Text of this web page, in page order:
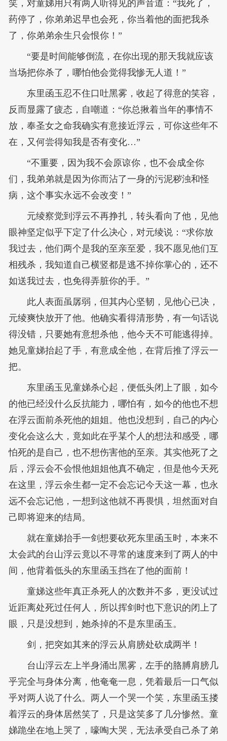
笑，对童娣用只有两人听得见的声音道：“我死了，
药停了，你弟弟迟早也会死，你当着他的面把我杀
了，你弟弟余生只会恨你！”
“要是时间能够倒流，在你出现的那天我就应该
当场把你杀了，哪怕他会觉得我惨无人道！”
东里函玉忍不住口吐黑雾，收起了得意的笑容，
反而显露了疲态，自嘲道：“你总揪着当年的事情不
放，奉圣女之命我确实有意接近浮云，可你这些年不
在，又何尝得知我是否有变化…”
“不重要，因为我不会原谅你，也不会成全你
们，我弟弟就是因为你而沾了一身的污泥秽浊和怪
病，这个事实永远不会改变！”
元绫察觉到浮云不再挣扎，转头看向了他，见他
眼神坚定似乎下定了什么决心，对元绫说：“求你放
我过去，他们两个是我的至亲至爱，我不愿见他们互
相残杀，我知道自己横竖都是逃不掉你掌心的，还不
如送我过去，也免得弄脏你的手。”
此人表面虽孱弱，但其内心坚韧，见他心已决，
元绫爽快放开了他。他确实看得清形势，有一句话说
得没错，只要她有意想杀他，他今天不可能逃得掉。
她见童娣抬起了手，有意成全他，在背后推了浮云一
把。
东里函玉见童娣杀心起，便低头闭上了眼，如今
的他已经没什么反抗能力，哪怕有，如今的他也不想
在浮云面前杀死他的姐姐。他也没想到，自己的内心
变化会这么大，竟如此在乎某个人的想法和感受，哪
怕死的是自己，也不想伤害他的至亲。其实他死了之
后，浮云会不会恨他姐姐他真不确定，但是他今天死
在这里，浮云余生都一定不会忘记今天这一幕，也永
远不会忘记他，一想到这他就不再畏惧，坦然面对自
己即将迎来的结局。
就在童娣抬手一剑想要砍死东里函玉时，本来不
太会武的台山浮云竟以不寻常的速度来到了两人的中
间，他背着低头的东里函玉挡在了他的面前！
童娣这些年真正杀死人的次数并不多，更没试过
近距离处死过任何人，所以挥剑时也下意识的闭上了
眼，只是没想到，她杀掉的不是东里函玉。
剑，把突如其来的浮云从肩膀处砍成两半！
台山浮云左上半身涌出黑雾，左手的胳膊肩膀几
乎完全与身体分离，他奄奄一息，凭着最后一口气似
乎对两人说了什么。两人一个哭一个笑，东里函玉搂
着浮云的身体居然笑了，只是这笑多了几分惨然。童
娣跪坐在地上哭了，嚎啕大哭，无法承受自己杀了弟